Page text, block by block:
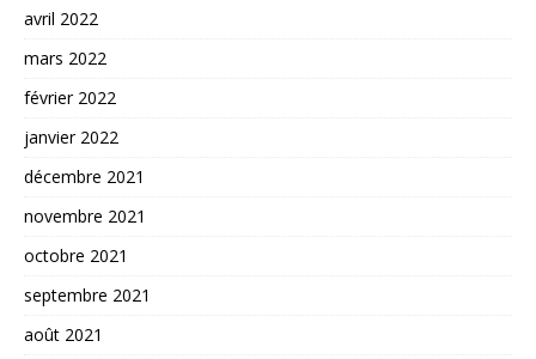
avril 2022
mars 2022
février 2022
janvier 2022
décembre 2021
novembre 2021
octobre 2021
septembre 2021
août 2021